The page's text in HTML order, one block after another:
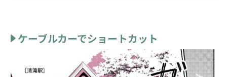
ケーブルカーでショートカット